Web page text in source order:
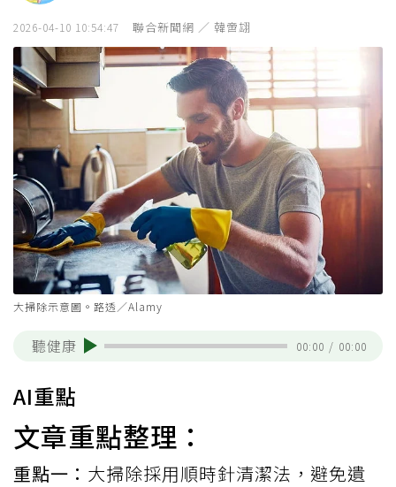
2026-04-10 10:54:47 聯合新聞網 ／ 韓啻翃
大掃除示意圖。路透／Alamy
聽健康 00:00 / 00:00
AI重點
文章重點整理：
重點一： 大掃除採用順時針清潔法，避免遺